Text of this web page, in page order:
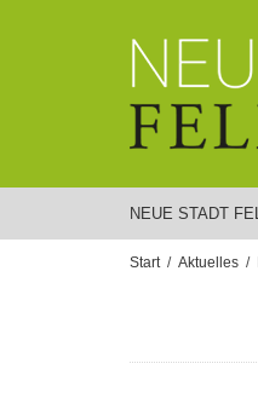
NEUE STADT
Start Aktuelles